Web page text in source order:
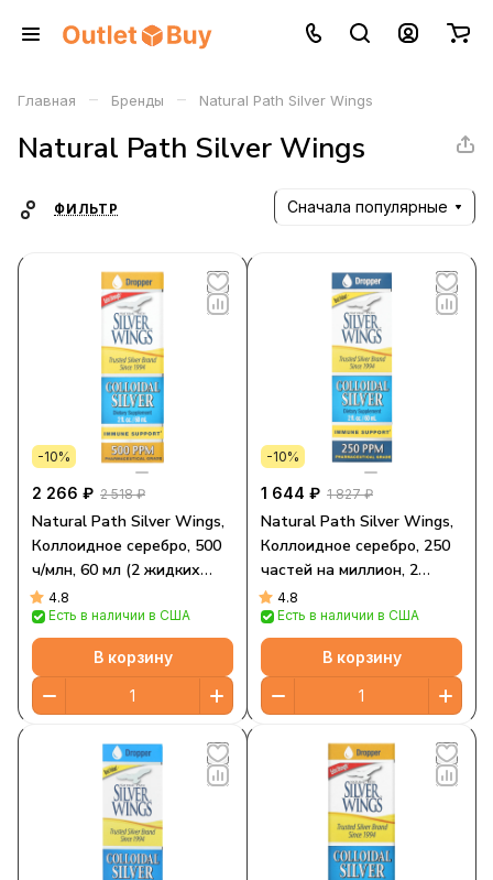
Главная – Бренды – Natural Path Silver Wings
Natural Path Silver Wings
ФИЛЬТР Сначала популярные
-10%
2 266 ₽ 2 518 ₽
Natural Path Silver Wings,
Коллоидное серебро, 500
ч/млн, 60 мл (2 жидких
унции)
4.8
Есть в наличии в США
В корзину
-10%
1 644 ₽ 1 827 ₽
Natural Path Silver Wings,
Коллоидное серебро, 250
частей на миллион, 2
жидких унции (60 мл)
4.8
Есть в наличии в США
В корзину